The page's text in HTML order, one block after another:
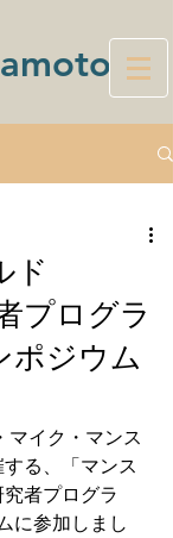
ド
プログラ
ポジウム
る、「マンス
者プログラ
に参加しまし